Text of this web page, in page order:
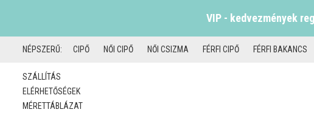
VIP - kedvezmények
NÉPSZERŰ: CIPŐ NŐI CIPŐ NŐI CSIZMA FÉRFI CIPŐ FÉRFI BAKANCS
SZÁLLÍTÁS
ELÉRHETŐSÉGEK
MÉRETTÁBLÁZAT